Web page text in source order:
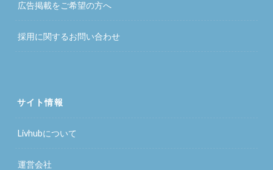
広告掲載をご希望の方へ
採用に関するお問い合わせ
サイト情報
Livhubについて
運営会社